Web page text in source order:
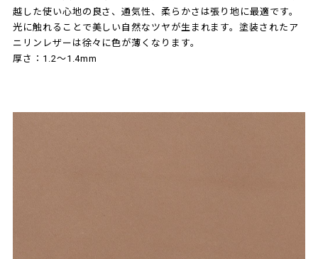
越した使い心地の良さ、通気性、柔らかさは張り地に最適です。
光に触れることで美しい自然なツヤが生まれます。塗装されたア
ニリンレザーは徐々に色が薄くなります。
厚さ：1.2～1.4mm